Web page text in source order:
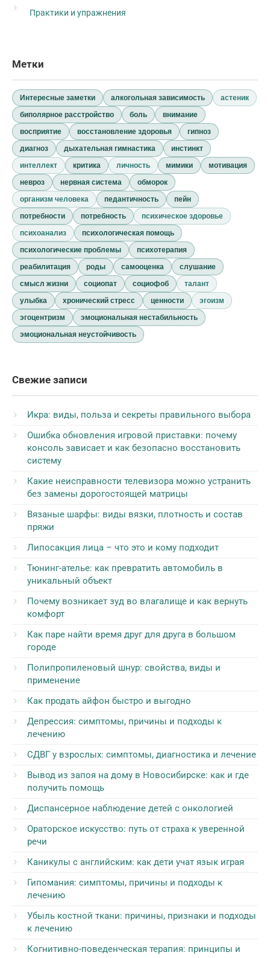
Практики и упражнения
Метки
Интересные заметки алкогольная зависимость
астеник
биполярное расстройство
боль
внимание
восприятие
восстановление здоровья
гипноз
диагноз
дыхательная гимнастика
инстинкт
интеллект
критика личность мимики
мотивация
невроз
нервная система
обморок
организм человека
педантичность
пейн
потребности
потребность
психическое здоровье
психоанализ
психологическая помощь
психологические проблемы
психотерапия
реабилитация
роды самооценка
слушание
смысл жизни
социопат социофоб
талант
улыбка
хронический стресс ценности
эгоизм
эгоцентризм
эмоциональная нестабильность
эмоциональная неустойчивость
Свежие записи
Икра: виды, польза и секреты правильного выбора
Ошибка обновления игровой приставки: почему
консоль зависает и как безопасно восстановить
систему
Какие неисправности телевизора можно устранить
без замены дорогостоящей матрицы
Вязаные шарфы: виды вязки, плотность и состав
пряжи
Липосакция лица – что это и кому подходит
Тюнинг-ателье: как превратить автомобиль в
уникальный объект
Почему возникает зуд во влагалище и как вернуть
комфорт
Как паре найти время друг для друга в большом
городе
Полипропиленовый шнур: свойства, виды и
применение
Как продать айфон быстро и выгодно
Депрессия: симптомы, причины и подходы к
лечению
СДВГ у взрослых: симптомы, диагностика и лечение
Вывод из запоя на дому в Новосибирске: как и где
получить помощь
Диспансерное наблюдение детей с онкологией
Ораторское искусство: путь от страха к уверенной
речи
Каникулы с английским: как дети учат язык играя
Гипомания: симптомы, причины и подходы к
лечению
Убыль костной ткани: причины, признаки и подходы
к лечению
Когнитивно-поведенческая терапия: принципы и